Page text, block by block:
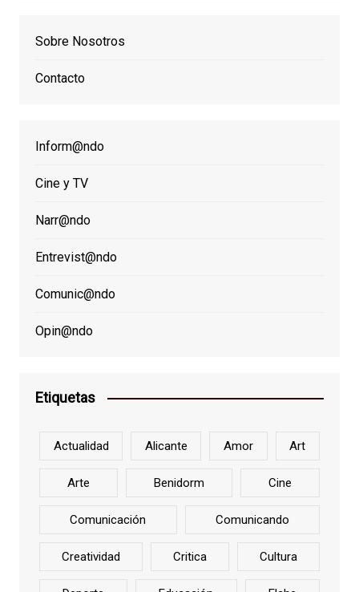
Sobre Nosotros
Contacto
Inform@ndo
Cine y TV
Narr@ndo
Entrevist@ndo
Comunic@ndo
Opin@ndo
Etiquetas
Actualidad Alicante Amor Art
Arte Benidorm Cine
Comunicación Comunicando
Creatividad Critica Cultura